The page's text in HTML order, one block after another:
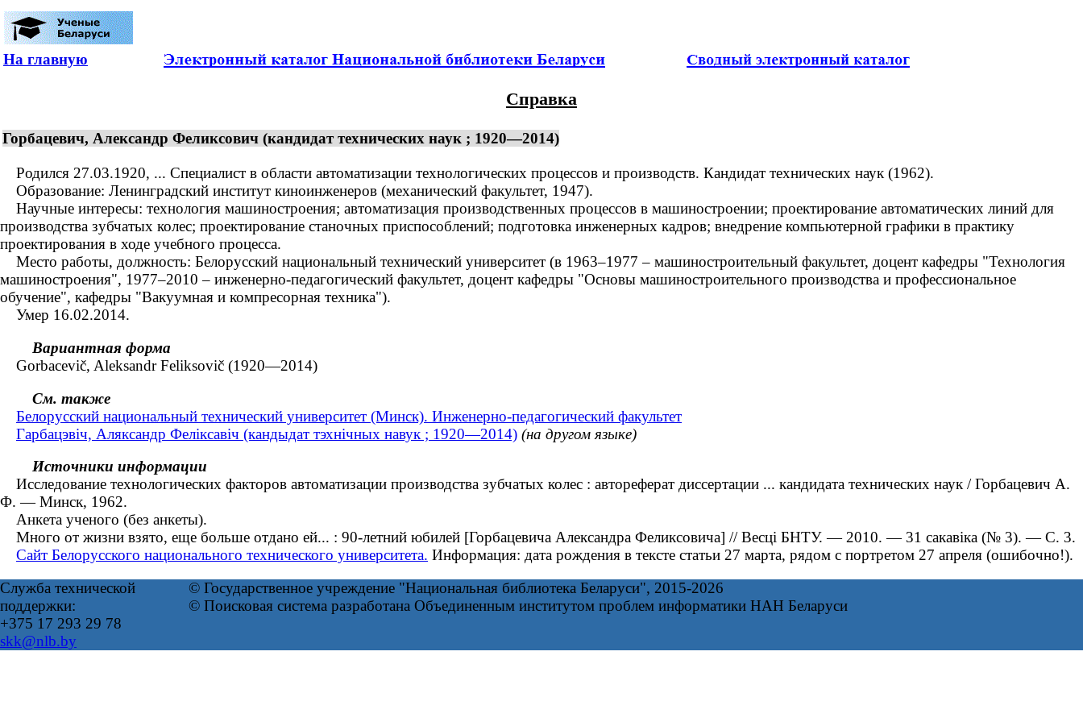
На главную
Справка
Горбацевич, Александр Феликсович (кандидат технических наук ; 1920—2014)
Родился 27.03.1920, ... Специалист в области автоматизации технологических процессов и производств. Кандидат технических наук (1962).
Образование: Ленинградский институт киноинженеров (механический факультет, 1947).
Научные интересы: технология машиностроения; автоматизация производственных процессов в машиностроении; проектирование автоматических линий для
производства зубчатых колес; проектирование станочных приспособлений; подготовка инженерных кадров; внедрение компьютерной графики в практику
проектирования в ходе учебного процесса.
Место работы, должность: Белорусский национальный технический университет (в 1963–1977 – машиностроительный факультет, доцент кафедры "Технология
машиностроения", 1977–2010 – инженерно-педагогический факультет, доцент кафедры "Основы машиностроительного производства и профессиональное
обучение", кафедры "Вакуумная и компресорная техника").
Умер 16.02.2014.
Вариантная форма
Gorbacevič, Aleksandr Feliksovič (1920—2014)
См. также
Белорусский национальный технический университет (Минск). Инженерно-педагогический факультет
Гарбацэвіч, Аляксандр Феліксавіч (кандыдат тэхнічных навук ; 1920—2014) (на другом языке)
Источники информации
Исследование технологических факторов автоматизации производства зубчатых колес : автореферат диссертации ... кандидата технических наук / Горбацевич А.
Ф. ― Минск, 1962.
Анкета ученого (без анкеты).
Много от жизни взято, еще больше отдано ей... : 90-летний юбилей [Горбацевича Александра Феликсовича] // Весці БНТУ. — 2010. — 31 сакавіка (№ 3). — С. 3.
Сайт Белорусского национального технического университета. Информация: дата рождения в тексте статьи 27 марта, рядом с портретом 27 апреля (ошибочно!).
Служба технической
поддержки:
+375 17 293 29 78
skk@nlb.by
© Государственное учреждение "Национальная библиотека Беларуси", 2015-2026
© Поисковая система разработана Объединенным институтом проблем информатики НАН Беларуси